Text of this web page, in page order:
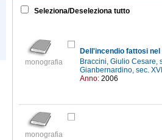
Seleziona/Deseleziona tutto
monografia
Braccini, Giulio Cesare,
Gianbernardino, sec.
Anno: 2006
monografia